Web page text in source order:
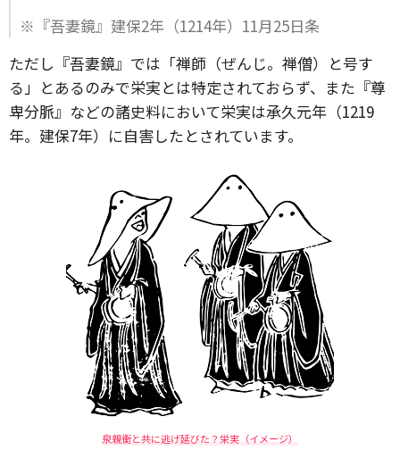
※『吾妻鏡』建保2年（1214年）11月25日条
ただし『吾妻鏡』では「禅師（ぜんじ。禅僧）と号す
る」とあるのみで栄実とは特定されておらず、また『尊
卑分脈』などの諸史料において栄実は承久元年（1219
年。建保7年）に自害したとされています。
泉親衡と共に逃げ延びた？栄実（イメージ）